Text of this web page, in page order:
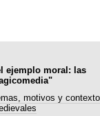
ejemplo moral: las
motivos y